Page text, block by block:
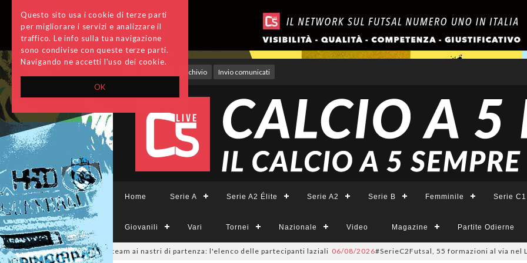
OK
Questo sito usa i cookie di terze parti
per migliorare i servizi e analizzare il
traffico. Le info sulla tua navigazione
sono condivise con queste terze parti.
Navigando ne accetti l'uso dei cookie.
Archivio Invio comunicati
Home Serie A Serie A2 Élite Serie A2 Serie B Femminile Serie C1
Giovanili Vari Tornei Nazionale Video Magazine Partite Odierne
sono 14 i team ai nastri di partenza: l'elenco delle partecipanti laziali 06/08/2026#SerieC2Futsal, 55 formazioni al via nel Lazio: